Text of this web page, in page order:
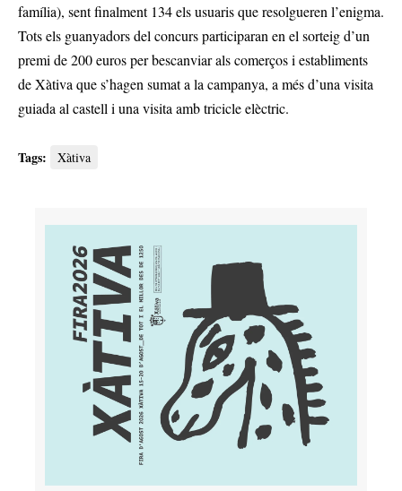
família), sent finalment 134 els usuaris que resolgueren l’enigma.
Tots els guanyadors del concurs participaran en el sorteig d’un
premi de 200 euros per bescanviar als comerços i establiments
de Xàtiva que s’hagen sumat a la campanya, a més d’una visita
guiada al castell i una visita amb tricicle elèctric.
Tags: Xàtiva